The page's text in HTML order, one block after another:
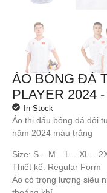
ÁO BÓNG ĐÁ
PLAYER 2024
In Stock
Áo thi đấu bóng đá đội
năm 2024 màu trắng
Size: S – M – L – XL –
Thiết kế: Regular Form
Áo có trọng lượng siêu